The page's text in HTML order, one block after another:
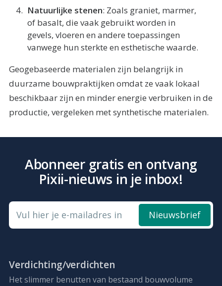
Natuurlijke stenen: Zoals graniet, marmer,
of basalt, die vaak gebruikt worden in
gevels, vloeren en andere toepassingen
vanwege hun sterkte en esthetische waarde.
Geogebaseerde materialen zijn belangrijk in
duurzame bouwpraktijken omdat ze vaak lokaal
beschikbaar zijn en minder energie verbruiken in de
productie, vergeleken met synthetische materialen.
Abonneer gratis en ontvang
Pixii-nieuws in je inbox!
Vul hier je e-mailadres in Nieuwsbrief
Verdichting/verdichten
Het slimmer benutten van bestaand bouwvolume